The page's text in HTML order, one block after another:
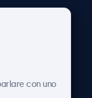
con uno